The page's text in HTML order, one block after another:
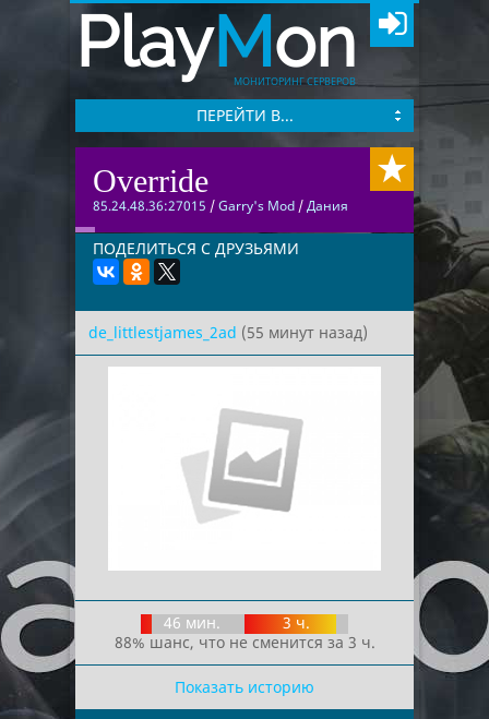
PlayMon
МОНИТОРИНГ СЕРВЕРОВ
ПЕРЕЙТИ В...
Override
85.24.48.36:27015 /Garry's Mod /Дания
ПОДЕЛИТЬСЯ С ДРУЗЬЯМИ
de_littlestjames_2ad (55 минут назад)
46 мин.
3 ч.
88% шанс, что не сменится за 3 ч.
Показать историю